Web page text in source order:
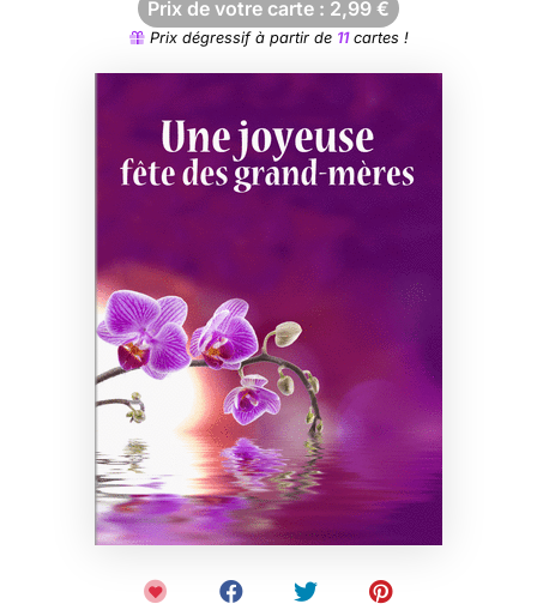
Prix de votre carte : 2,99 €
Prix dégressif à partir de 11cartes !